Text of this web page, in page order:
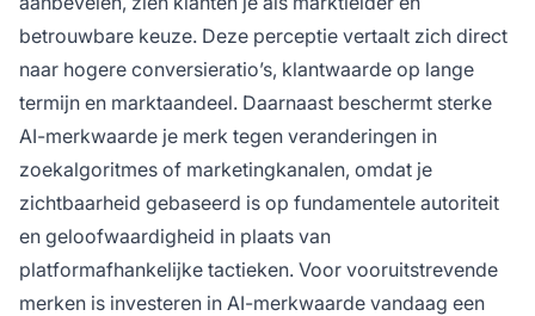
betrouwbare keuze. Deze perceptie vertaalt zich direct
naar hogere conversieratio’s, klantwaarde op lange
termijn en marktaandeel. Daarnaast beschermt sterke
AI-merkwaarde je merk tegen veranderingen in
zoekalgoritmes of marketingkanalen, omdat je
zichtbaarheid gebaseerd is op fundamentele autoriteit
en geloofwaardigheid in plaats van
platformafhankelijke tactieken. Voor vooruitstrevende
merken is investeren in AI-merkwaarde vandaag een